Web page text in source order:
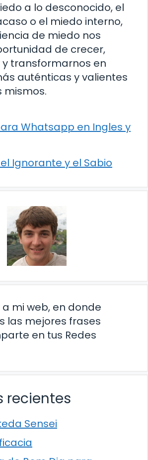
a lo desconocido, el
o el miedo interno,
de miedo nos
de crecer,
transformarnos en
auténticas y valientes
mismos.
Whatsapp en Ingles y
Ignorante y el Sabio
a mi web, en donde
las mejores frases
en tus Redes
recientes
Sensei